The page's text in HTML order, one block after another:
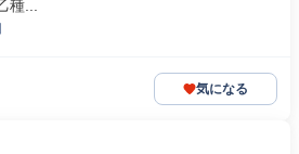
種...
気になる